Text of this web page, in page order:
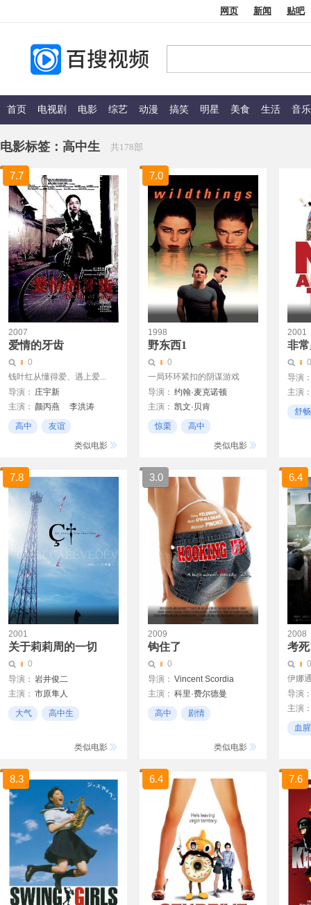
网页 新闻 贴吧
首页 电视剧 电影 综艺 动漫 搞笑 明星 美食 生活 音乐
电影标签： 高中生 共178部
7.7
2007
爱情的牙齿
0
钱叶红从懂得爱、遇上爱...
导演： 庄宇新
主演： 颜丙燕
李洪涛
李乃文
迟佳 吴浇浇
高中
友谊
类似电影
7.0
1998
野东西1
0
一局环环紧扣的阴谋游戏
导演： 约翰·麦克诺顿
主演： 凯文·贝肯
马特·狄龙
内芙·坎贝尔
惊栗
高中
类似电影
2001
非
0
导演
主演
克里舒畅
7.8
2001
关于莉莉周的一切
0
导演： 岩井俊二
主演： 市原隼人
忍成修吾
伊藤步
大气
高中生
类似电影
3.0
2009
钩住了
0
导演： Vincent Scordia
主演： 科里·费尔德曼
布莱恩·奥哈罗兰
高中
剧情
类似电影
6.4
2008
考
0
伊娜
导演
主演
血
8.3 6.4 7.6